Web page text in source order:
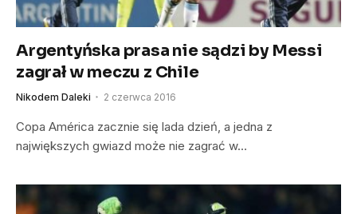
Argentyńska prasa nie sądzi by Messi
zagrał w meczu z Chile
Nikodem Daleki 2 czerwca 2016
Copa América zacznie się lada dzień, a jedna z
największych gwiazd może nie zagrać w…